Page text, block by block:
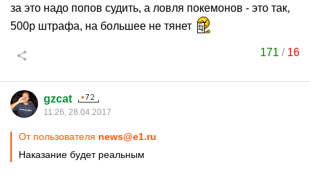
за это надо попов судить, а ловля покемонов - это так,
500р штрафа, на большее не тянет
171 / 16
gzcat
11:26, 28.04.2017
От пользователя news@e1.ru
Наказание будет реальным